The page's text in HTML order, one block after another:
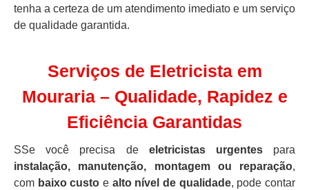
tenha a certeza de um atendimento imediato e um serviço
de qualidade garantida.
Serviços de Eletricista em
Mouraria – Qualidade, Rapidez e
Eficiência Garantidas
SSe você precisa de eletricistas urgentespara
instalação, manutenção, montagem ou reparação,
com baixo custo e alto nível de qualidade, pode contar